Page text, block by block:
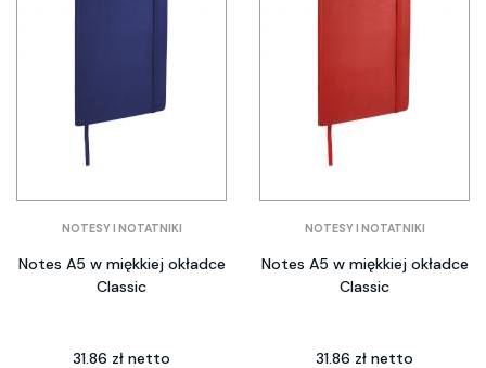
NOTESY I NOTATNIKI
Notes A5 w miękkiej okładce
Classic
31.86 zł netto
NOTESY I NOTATNIKI
Notes A5 w miękkiej okładce
Classic
31.86 zł netto